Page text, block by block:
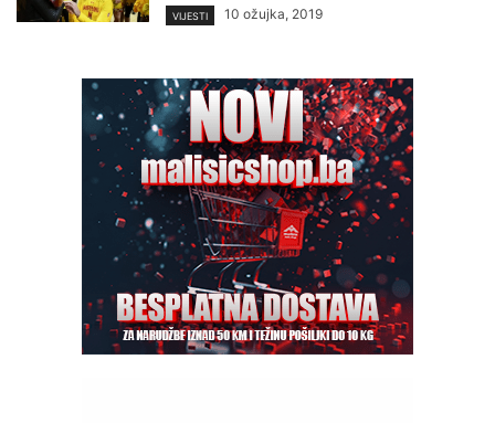
VIJESTI 10 ožujka, 2019